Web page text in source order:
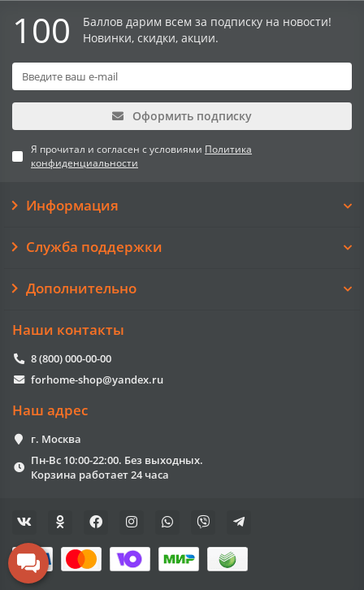
100
Баллов дарим всем за подписку на новости!
Новинки, скидки, акции.
Оформить подписку
Я прочитал и согласен с условиями Политика
конфиденциальности
Информация
Служба поддержки
Дополнительно
Наши контакты
8 (800) 000-00-00
forhome-shop@yandex.ru
Наш адрес
г. Москва
Пн-Вс 10:00-22:00. Без выходных.
Корзина работает 24 часа